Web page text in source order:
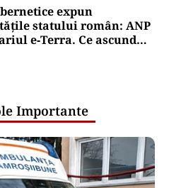
expun
statului român: ANP
e‑Terra. Ce ascund
Importante